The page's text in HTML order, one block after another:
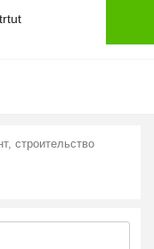
строительство